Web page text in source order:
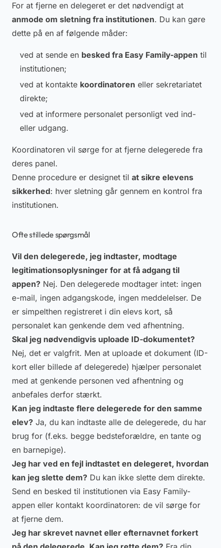
For at fjerne en delegeret er det nødvendigt at
anmode om sletning fra institutionen. Du kan gøre
dette på en af følgende måder:
ved at sende en besked fra Easy Family-appen til
institutionen;
ved at kontakte koordinatoren eller sekretariatet
direkte;
ved at informere personalet personligt ved ind-
eller udgang.
Koordinatoren vil sørge for at fjerne delegerede fra
deres panel.
Denne procedure er designet til at sikre elevens
sikkerhed: hver sletning går gennem en kontrol fra
institutionen.
Ofte stillede spørgsmål
Vil den delegerede, jeg indtaster, modtage
legitimationsoplysninger for at få adgang til
appen? Nej. Den delegerede modtager intet: ingen
e-mail, ingen adgangskode, ingen meddelelser. De
er simpelthen registreret i din elevs kort, så
personalet kan genkende dem ved afhentning.
Skal jeg nødvendigvis uploade ID-dokumentet?
Nej, det er valgfrit. Men at uploade et dokument (ID-
kort eller billede af delegerede) hjælper personalet
med at genkende personen ved afhentning og
anbefales derfor stærkt.
Kan jeg indtaste flere delegerede for den samme
elev? Ja, du kan indtaste alle de delegerede, du har
brug for (f.eks. begge bedsteforældre, en tante og
en barnepige).
Jeg har ved en fejl indtastet en delegeret, hvordan
kan jeg slette dem? Du kan ikke slette dem direkte.
Send en besked til institutionen via Easy Family-
appen eller kontakt koordinatoren: de vil sørge for
at fjerne dem.
Jeg har skrevet navnet eller efternavnet forkert